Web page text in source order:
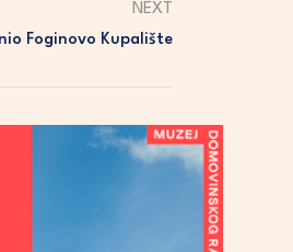
NEXT
Foginovo Kupalište